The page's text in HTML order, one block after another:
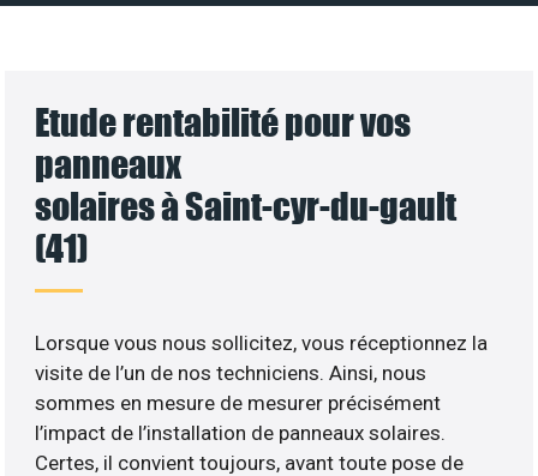
Etude rentabilité pour vos
panneaux
solaires à Saint-cyr-du-gault
(41)
Lorsque vous nous sollicitez, vous réceptionnez la
visite de l’un de nos techniciens. Ainsi, nous
sommes en mesure de mesurer précisément
l’impact de l’installation de panneaux solaires.
Certes, il convient toujours, avant toute pose de